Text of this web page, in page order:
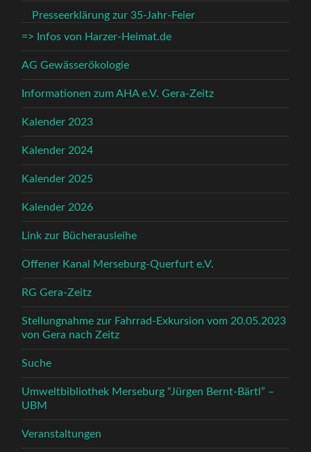
Presseerklärung zur 35-Jahr-Feier
=> Infos von Harzer-Heimat.de
AG Gewässerökologie
Informationen zum AHA e.V. Gera-Zeitz
Kalender 2023
Kalender 2024
Kalender 2025
Kalender 2026
Link zur Bücherausleihe
Offener Kanal Merseburg-Querfurt e.V.
RG Gera-Zeitz
Stellungnahme zur Fahrrad-Exkursion vom 20.05.2023
von Gera nach Zeitz
Suche
Umweltbibliothek Merseburg “Jürgen Bernt-Bärtl” –
UBM
Veranstaltungen